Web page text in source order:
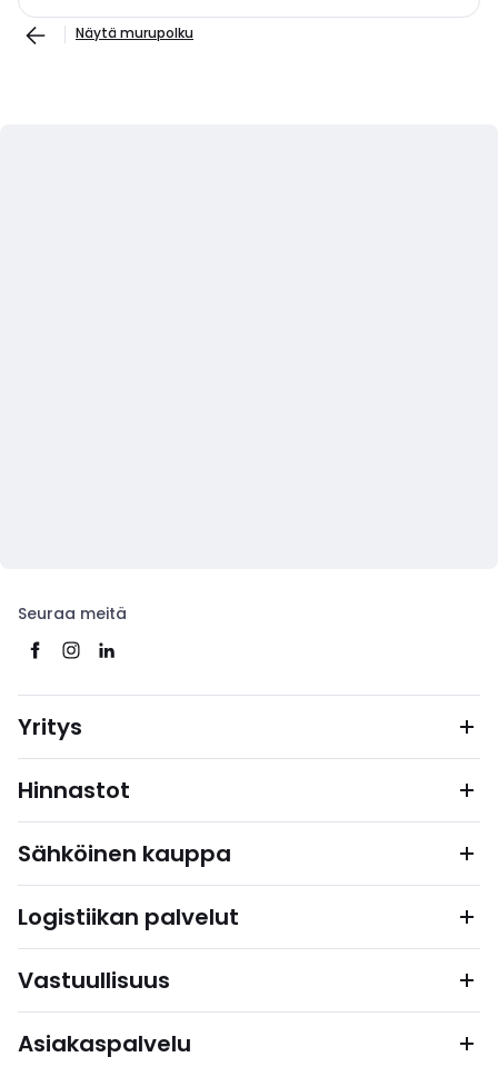
Näytä murupolku
Seuraa meitä
Yritys
Hinnastot
Sähköinen kauppa
Logistiikan palvelut
Vastuullisuus
Asiakaspalvelu